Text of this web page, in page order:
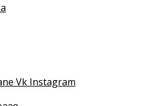
Vk Instagram